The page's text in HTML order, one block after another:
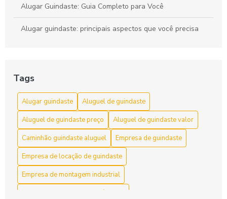
Alugar Guindaste: Guia Completo para Você
Alugar guindaste: principais aspectos que você precisa
Aluguel caminhão cesto aéreo: elevação com segurança e
alcance
Aluguel de Caminhão Cesto Aéreo para Serviços Eficientes
Aluguel de Caminhão Cesto Aéreo: 5 Dicas Essenciais
Aluguel de Caminhão Cesto Aéreo: A Solução Prática para
Trabalhos em Altura
Aluguel de Caminhão Cesto Aéreo: Como Escolher a
Tags
Alugar guindaste
Aluguel de guindaste
Aluguel de guindaste preço
Aluguel de guindaste valor
Caminhão guindaste aluguel
Empresa de guindaste
Empresa de locação de guindaste
Empresa de montagem industrial
Empresa de remoção de máquinas